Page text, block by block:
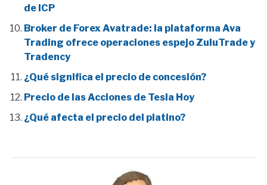
de ICP
Broker de Forex Avatrade: la plataforma Ava
Trading ofrece operaciones espejo ZuluTrade y
Tradency
¿Qué significa el precio de concesión?
Precio de las Acciones de Tesla Hoy
¿Qué afecta el precio del platino?